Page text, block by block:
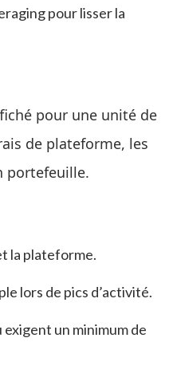
pour lisser la
pour une unité de
de plateforme, les
portefeuille.
la plateforme.
lors de pics d’activité.
un minimum de